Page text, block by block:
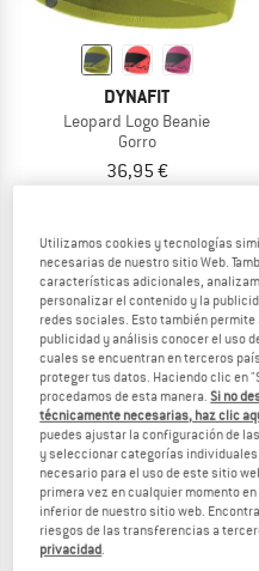
DYNAFIT
Leopard Logo Beanie
Gorro
36,95 €
ASICS
Winter Run Beanie
Utilizamos cookies y tecnologías
necesarias de nuestro sitio Web.
características adicionales,
personalizar el contenido y la
redes sociales. Esto también
publicidad y análisis conocer el uso
cuales se encuentran en terceros
proteger tus datos. Haciendo clic en
procedamos de esta manera.Si no
técnicamente necesarias, haz clic
puedes ajustar la configuración de las
y seleccionar categorías
necesario para el uso de este sitio
primera vez en cualquier momento
inferior de nuestro sitio web.
riesgos de las transferencias a
privacidad